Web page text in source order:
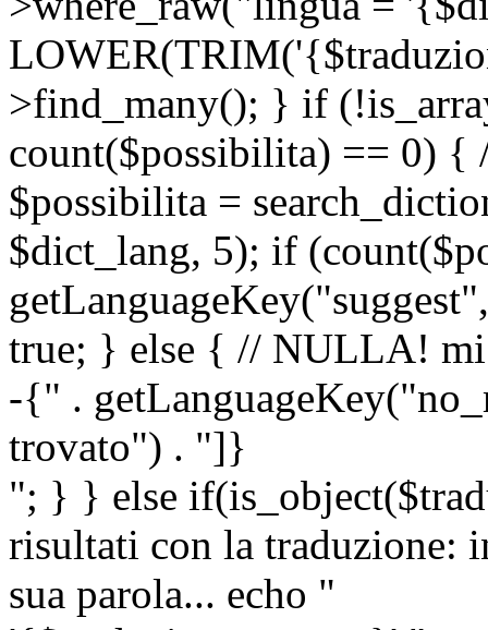
>find_many(); } if
count($possibilita) == 0) {
$possibilita =
$dict_lang, 5); if
true; } else { // NULLA! mi
-{" .
trovato") . "]}
"; } } else
risultati con la traduzione:
sua parola... echo "